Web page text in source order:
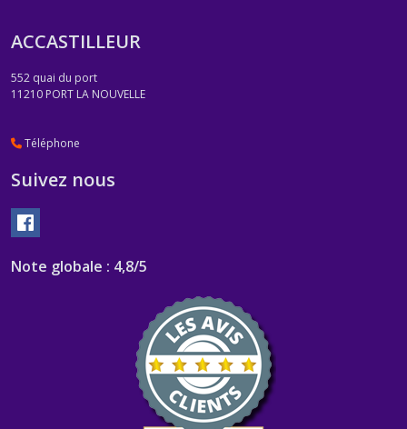
ACCASTILLEUR
552 quai du port
11210 PORT LA NOUVELLE
Téléphone
Suivez nous
Note globale : 4,8/5